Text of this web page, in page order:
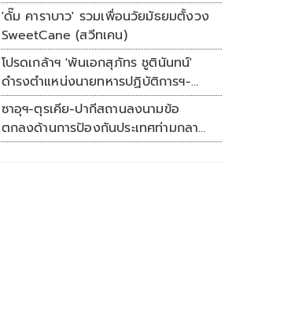
'ดั๊ม คาราบาว' รวมเพื่อนวัยมัธยมตั้งวง
SweetCane (สวีทเคน)
โปรดเกล้าฯ 'พันเอกสุภัทร ชูตินันทน์'
ดำรงตำแหน่งนายทหารปฏิบัติการฯ-
พระราชทานยศ 'พลตรี'
ซาอุฯ-ตุรเคีย-ปากีสถานลงนามข้อ
ตกลงด้านการป้องกันประเทศท่ามกลาง
สงครามในภูมิภาค